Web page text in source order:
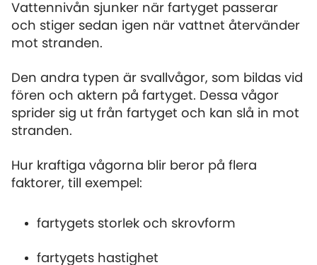
Vattennivån sjunker när fartyget passerar
och stiger sedan igen när vattnet återvänder
mot stranden.
Den andra typen är svallvågor, som bildas vid
fören och aktern på fartyget. Dessa vågor
sprider sig ut från fartyget och kan slå in mot
stranden.
Hur kraftiga vågorna blir beror på flera
faktorer, till exempel:
fartygets storlek och skrovform
fartygets hastighet